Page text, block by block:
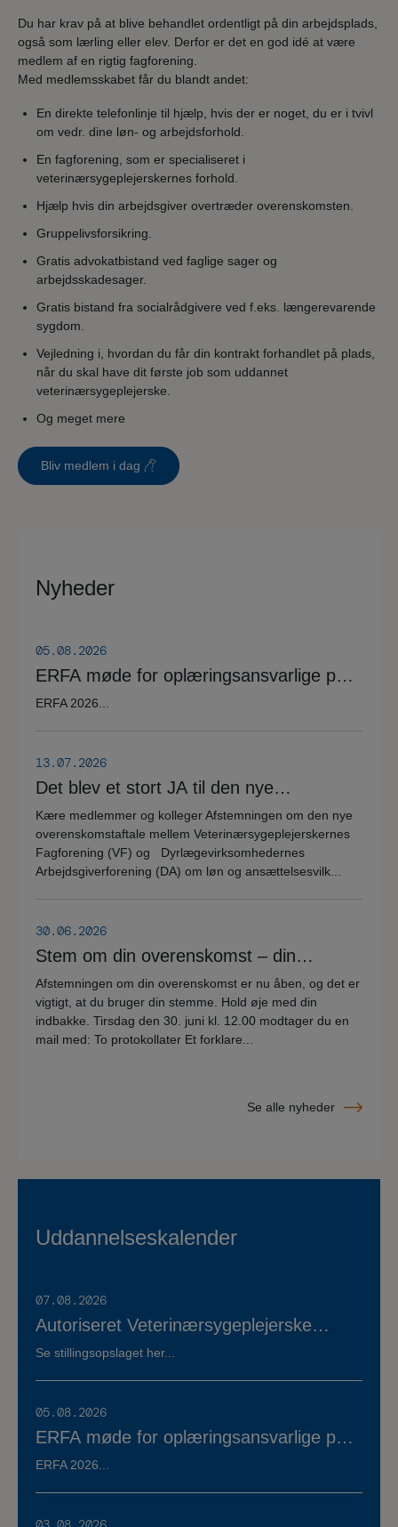
Du har krav på at blive behandlet ordentligt på din arbejdsplads,
også som lærling eller elev. Derfor er det en god idé at være
medlem af en rigtig fagforening.
Med medlemsskabet får du blandt andet:
En direkte telefonlinje til hjælp, hvis der er noget, du er i tvivl
om vedr. dine løn- og arbejdsforhold.
En fagforening, som er specialiseret i
veterinærsygeplejerskernes forhold.
Hjælp hvis din arbejdsgiver overtræder overenskomsten.
Gruppelivsforsikring.
Gratis advokatbistand ved faglige sager og
arbejdsskadesager.
Gratis bistand fra socialrådgivere ved f.eks. længerevarende
sygdom.
Vejledning i, hvordan du får din kontrakt forhandlet på plads,
når du skal have dit første job som uddannet
veterinærsygeplejerske.
Og meget mere
Bliv medlem i dag
Nyheder
05.08.2026
ERFA møde for oplæringsansvarlige på
veterinærsygeplejerske uddannelsen
ERFA 2026...
13.07.2026
Det blev et stort JA til den nye
overenskomstaftale
Kære medlemmer og kolleger Afstemningen om den nye
overenskomstaftale mellem Veterinærsygeplejerskernes
Fagforening (VF) og Dyrlægevirksomhedernes
Arbejdsgiverforening (DA) om løn og ansættelsesvilk...
30.06.2026
Stem om din overenskomst – din
stemme er vigtig!
Afstemningen om din overenskomst er nu åben, og det er
vigtigt, at du bruger din stemme. Hold øje med din
indbakke. Tirsdag den 30. juni kl. 12.00 modtager du en
mail med: To protokollater Et forklare...
Se alle nyheder
Uddannelseskalender
07.08.2026
Autoriseret Veterinærsygeplejerske
søges til fuldtidsstilling hos Vestermose
Se stillingsopslaget her...
05.08.2026
ERFA møde for oplæringsansvarlige på
veterinærsygeplejerske uddannelsen
ERFA 2026...